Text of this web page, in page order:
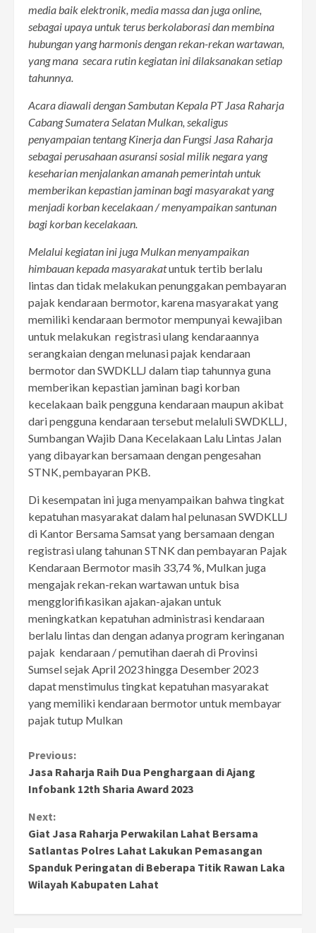
media baik elektronik, media massa dan juga online,
sebagai upaya untuk terus berkolaborasi dan membina
hubungan yang harmonis dengan rekan-rekan wartawan,
yang mana secara rutin kegiatan ini dilaksanakan setiap
tahunnya.
Acara diawali dengan Sambutan Kepala PT Jasa Raharja
Cabang Sumatera Selatan Mulkan, sekaligus
penyampaian tentang Kinerja dan Fungsi Jasa Raharja
sebagai perusahaan asuransi sosial milik negara yang
keseharian menjalankan amanah pemerintah untuk
memberikan kepastian jaminan bagi masyarakat yang
menjadi korban kecelakaan / menyampaikan santunan
bagi korban kecelakaan.
Melalui kegiatan ini juga Mulkan menyampaikan
himbauan kepada masyarakatuntuk tertib berlalu
lintas dan tidak melakukan penunggakan pembayaran
pajak kendaraan bermotor, karena masyarakat yang
memiliki kendaraan bermotor mempunyai kewajiban
untuk melakukan registrasi ulang kendaraannya
serangkaian dengan melunasi pajak kendaraan
bermotor dan SWDKLLJ dalam tiap tahunnya guna
memberikan kepastian jaminan bagi korban
kecelakaan baik pengguna kendaraan maupun akibat
dari pengguna kendaraan tersebut melaluli SWDKLLJ,
Sumbangan Wajib Dana Kecelakaan Lalu Lintas Jalan
yang dibayarkan bersamaan dengan pengesahan
STNK, pembayaran PKB.
Di kesempatan ini juga menyampaikan bahwa tingkat
kepatuhan masyarakat dalam hal pelunasan SWDKLLJ
di Kantor Bersama Samsat yang bersamaan dengan
registrasi ulang tahunan STNK dan pembayaran Pajak
Kendaraan Bermotor masih 33,74 %, Mulkan juga
mengajak rekan-rekan wartawan untuk bisa
mengglorifikasikan ajakan-ajakan untuk
meningkatkan kepatuhan administrasi kendaraan
berlalu lintas dan dengan adanya program keringanan
pajak kendaraan / pemutihan daerah di Provinsi
Sumsel sejak April 2023 hingga Desember 2023
dapat menstimulus tingkat kepatuhan masyarakat
yang memiliki kendaraan bermotor untuk membayar
pajak tutup Mulkan
Continue
Reading
Previous:
Jasa Raharja Raih Dua Penghargaan di Ajang
Infobank 12th Sharia Award 2023
Next:
Giat Jasa Raharja Perwakilan Lahat Bersama
Satlantas Polres Lahat Lakukan Pemasangan
Spanduk Peringatan di Beberapa Titik Rawan Laka
Wilayah Kabupaten Lahat